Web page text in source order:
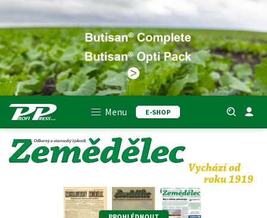
Menu E-SHOP